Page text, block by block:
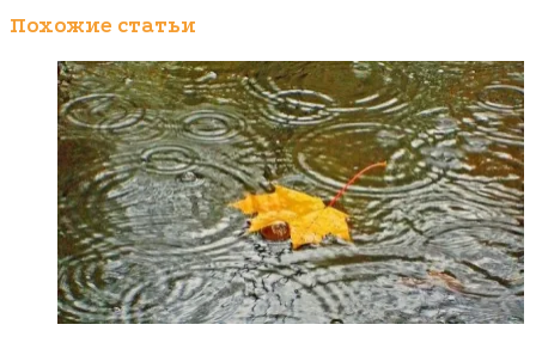
Похожие статьи